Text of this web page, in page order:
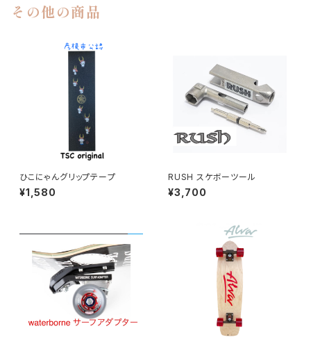
その他の商品
ひこにゃんグリップテープ
¥1,580
RUSH スケボーツール
¥3,700